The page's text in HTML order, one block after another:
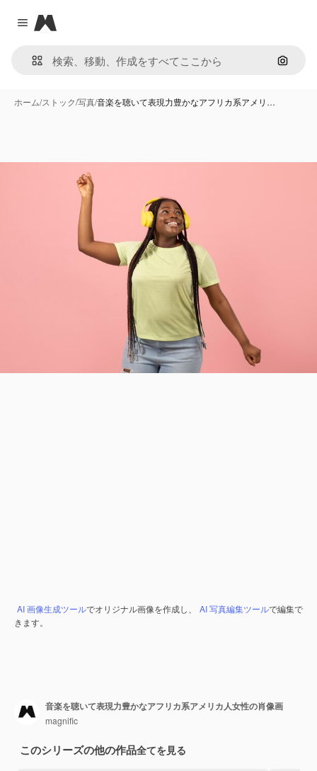
Close menu
Magnific
画像で
ホーム/ストック/写真/音楽を聴いて表現力豊かなアフリカ系アメリ…
AI 画像生成ツールでオリジナル画像を作成し、 AI 写真編集ツールで編集で
きます。
音楽を聴いて表現力豊かなアフリカ系アメリカ人女性の肖像画
magnific
このシリーズの他の作品全てを見る